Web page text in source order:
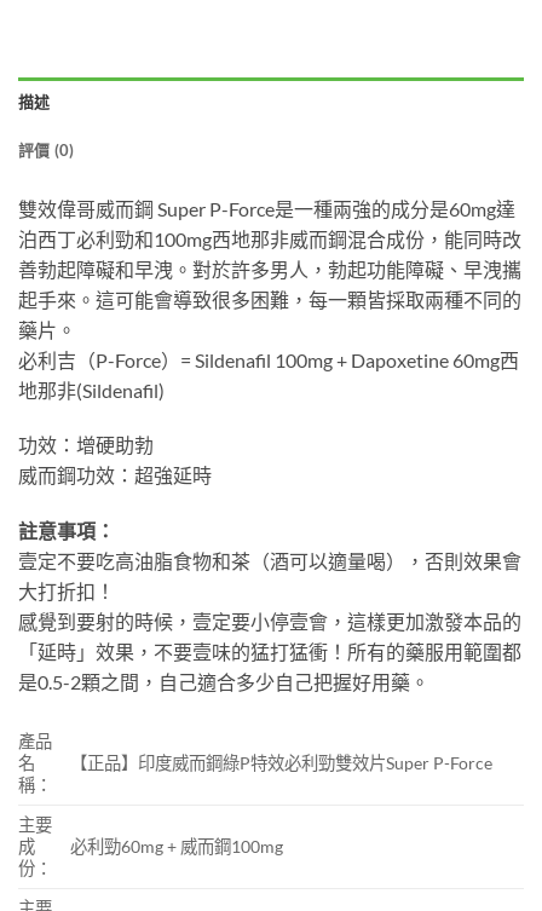
描述
評價 (0)
雙效偉哥威而鋼 Super P-Force是一種兩強的成分是60mg達
泊西丁必利勁和100mg西地那非威而鋼混合成份，能同時改
善勃起障礙和早洩。對於許多男人，勃起功能障礙、早洩攜
起手來。這可能會導致很多困難，每一顆皆採取兩種不同的
藥片。
必利吉（P-Force）= Sildenafil 100mg + Dapoxetine 60mg西
地那非(Sildenafil)
功效：增硬助勃
威而鋼功效：超強延時
註意事項：
壹定不要吃高油脂食物和茶（酒可以適量喝），否則效果會
大打折扣！
感覺到要射的時候，壹定要小停壹會，這樣更加激發本品的
「延時」效果，不要壹味的猛打猛衝！所有的藥服用範圍都
是0.5-2顆之間，自己適合多少自己把握好用藥。
產品
名
稱：
【正品】印度威而鋼綠P特效必利勁雙效片Super P-Force
主要
成
份：
必利勁60mg + 威而鋼100mg